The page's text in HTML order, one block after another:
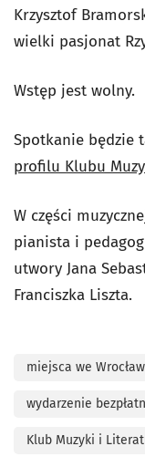
Krzysztof
wielki pasjonat
Wstęp jest wolny.
Spotkanie będzie
profilu Klubu
W części
pianista i
utwory Jana
Franciszka Liszta.
miejsca we
wydarzenie
Klub Muzyki i